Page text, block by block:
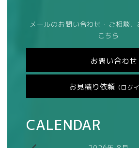
メールのお問い合わせ・ご相談
こちら
お問い合わせ
お見積り依頼 （ログ
CALENDAR